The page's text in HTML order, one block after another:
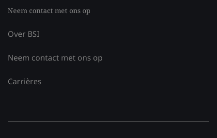
Neem contact met ons op
Over BSI
Neem contact met ons op
Carrières